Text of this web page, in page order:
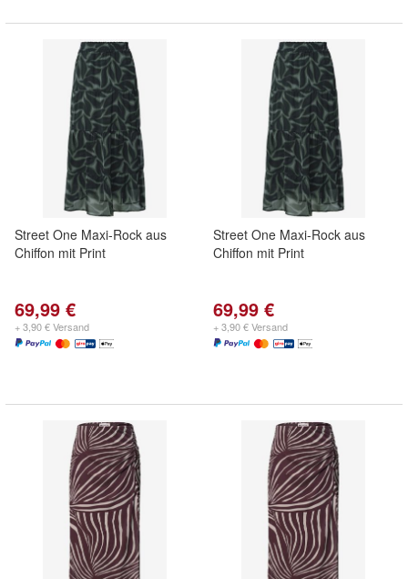
Street One Maxi-Rock aus
Chiffon mit Print
69,99 €
+ 3,90 € Versand
Street One Maxi-Rock aus
Chiffon mit Print
69,99 €
+ 3,90 € Versand